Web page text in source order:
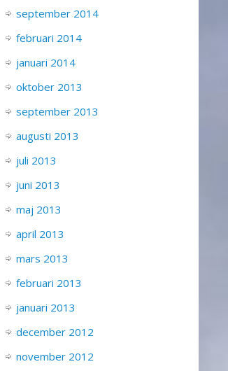
september 2014
februari 2014
januari 2014
oktober 2013
september 2013
augusti 2013
juli 2013
juni 2013
maj 2013
april 2013
mars 2013
februari 2013
januari 2013
december 2012
november 2012